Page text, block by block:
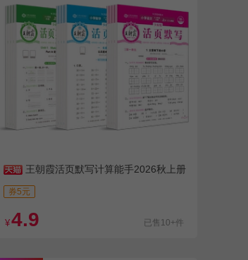
王朝霞活页默写计算能手2026秋上册
券5元
¥4.9 已售10+件